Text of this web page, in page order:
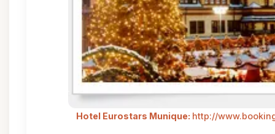
Hotel Eurostars Munique: http://